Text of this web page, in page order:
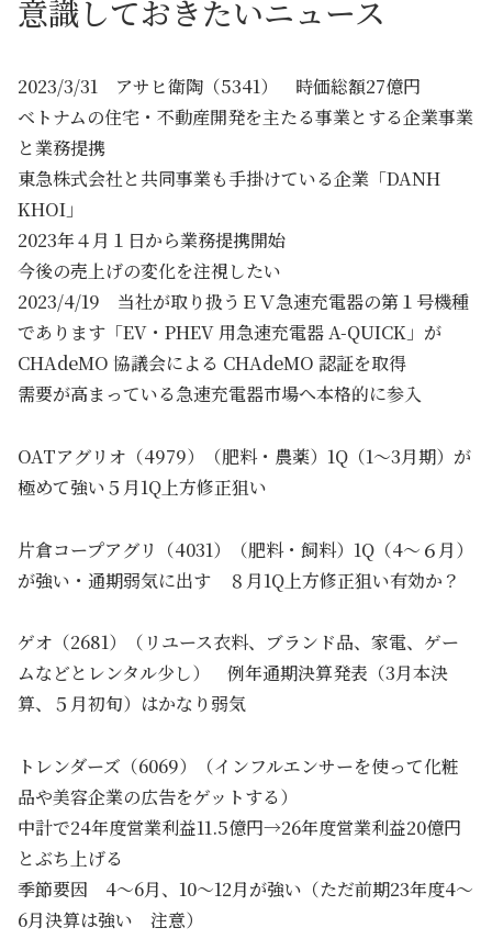
意識しておきたいニュース
2023/3/31 アサヒ衛陶（5341） 時価総額27億円
ベトナムの住宅・不動産開発を主たる事業とする企業事業
と業務提携
東急株式会社と共同事業も手掛けている企業「DANH
KHOI」
2023年４月１日から業務提携開始
今後の売上げの変化を注視したい
2023/4/19 当社が取り扱うＥＶ急速充電器の第１号機種
であります「EV・PHEV 用急速充電器 A-QUICK」が
CHAdeMO 協議会による CHAdeMO 認証を取得
需要が高まっている急速充電器市場へ本格的に参入
OATアグリオ（4979）（肥料・農薬）1Q（1～3月期）が
極めて強い５月1Q上方修正狙い
片倉コープアグリ（4031）（肥料・飼料）1Q（4～６月）
が強い・通期弱気に出す ８月1Q上方修正狙い有効か？
ゲオ（2681）（リユース衣料、ブランド品、家電、ゲー
ムなどとレンタル少し） 例年通期決算発表（3月本決
算、５月初旬）はかなり弱気
トレンダーズ（6069）（インフルエンサーを使って化粧
品や美容企業の広告をゲットする）
中計で24年度営業利益11.5億円→26年度営業利益20億円
とぶち上げる
季節要因 4～6月、10～12月が強い（ただ前期23年度4～
6月決算は強い 注意）